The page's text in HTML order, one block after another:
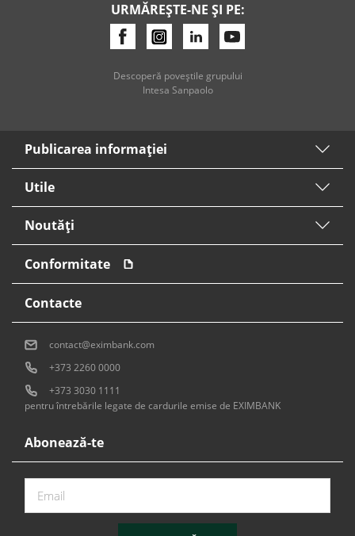
URMĂREȘTE-NE ȘI PE:
Descoperă poveştile grupului
Intesa Sanpaolo
Publicarea informaţiei
Utile
Noutăți
Conformitate
Abonează-te
Contacte
contact@eximbank.com
+373 2260 0000
+373 3030 1111
pentru întrebările legate de cardurile emise de EXIMBANK